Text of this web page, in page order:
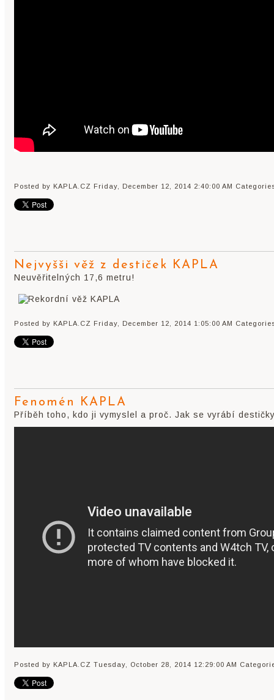
Posted by KAPLA.CZ Friday, December 12, 2014 2:40:00 AM
Nejvyšši věž z destiček KAPLA
Neuvěřitelných 17,6 metru!
Posted by KAPLA.CZ Friday, December 12, 2014 1:05:00 AM
Fenomén KAPLA
Příběh toho, kdo ji vymyslel a proč. Jak se vyrábí
Posted by KAPLA.CZ Tuesday, October 28, 2014 12:29:00 AM